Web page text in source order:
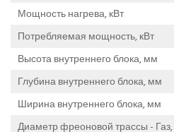
Мощность нагрева, кВт
Потребляемая мощность, кВт
Высота внутреннего блока, мм
Глубина внутреннего блока, мм
Ширина внутреннего блока, мм
Диаметр фреоновой трассы -